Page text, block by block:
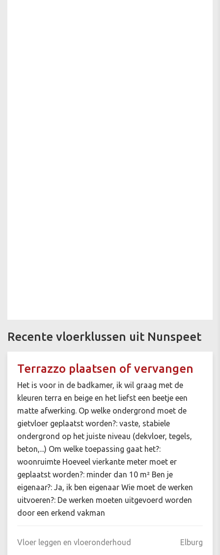
Recente vloerklussen uit Nunspeet
Terrazzo plaatsen of vervangen
Het is voor in de badkamer, ik wil graag met de
kleuren terra en beige en het liefst een beetje een
matte afwerking. Op welke ondergrond moet de
gietvloer geplaatst worden?: vaste, stabiele
ondergrond op het juiste niveau (dekvloer, tegels,
beton,...) Om welke toepassing gaat het?:
woonruimte Hoeveel vierkante meter moet er
geplaatst worden?: minder dan 10 m² Ben je
eigenaar?: Ja, ik ben eigenaar Wie moet de werken
uitvoeren?: De werken moeten uitgevoerd worden
door een erkend vakman
Vloer leggen en vloeronderhoud Elburg